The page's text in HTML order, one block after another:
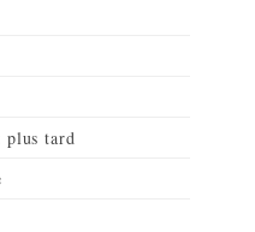
plus tard